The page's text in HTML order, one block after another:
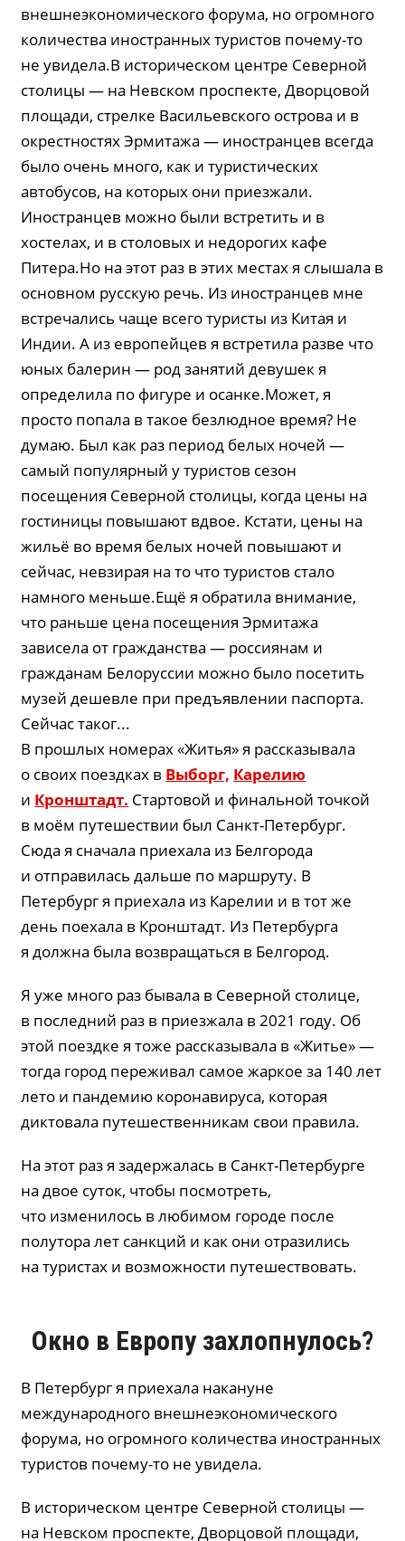
внешнеэкономического форума, но огромного
количества иностранных туристов почему-то
не увидела.В историческом центре Cеверной
столицы — на Невском проспекте, Дворцовой
площади, стрелке Васильевского острова и в
окрестностях Эрмитажа — иностранцев всегда
было очень много, как и туристических
автобусов, на которых они приезжали.
Иностранцев можно были встретить и в
хостелах, и в столовых и недорогих кафе
Питера.Но на этот раз в этих местах я слышала в
основном русскую речь. Из иностранцев мне
встречались чаще всего туристы из Китая и
Индии. А из европейцев я встретила разве что
юных балерин — род занятий девушек я
определила по фигуре и осанке.Может, я
просто попала в такое безлюдное время? Не
думаю. Был как раз период белых ночей —
самый популярный у туристов сезон
посещения Северной столицы, когда цены на
гостиницы повышают вдвое. Кстати, цены на
жильё во время белых ночей повышают и
сейчас, невзирая на то что туристов стало
намного меньше.Ещё я обратила внимание,
что раньше цена посещения Эрмитажа
зависела от гражданства — россиянам и
гражданам Белоруссии можно было посетить
музей дешевле при предъявлении паспорта.
Сейчас таког...
В прошлых номерах «Житья» я рассказывала
о своих поездках в Выборг, Карелию
и Кронштадт. Стартовой и финальной точкой
в моём путешествии был Санкт-Петербург.
Сюда я сначала приехала из Белгорода
и отправилась дальше по маршруту. В
Петербург я приехала из Карелии и в тот же
день поехала в Кронштадт. Из Петербурга
я должна была возвращаться в Белгород.
Я уже много раз бывала в Cеверной столице,
в последний раз в приезжала в 2021 году. Об
этой поездке я тоже рассказывала в «Житье» —
тогда город переживал самое жаркое за 140 лет
лето и пандемию коронавируса, которая
диктовала путешественникам свои правила.
На этот раз я задержалась в Санкт-Петербурге
на двое суток, чтобы посмотреть,
что изменилось в любимом городе после
полутора лет санкций и как они отразились
на туристах и возможности путешествовать.
Окно в Европу захлопнулось?
В Петербург я приехала накануне
международного внешнеэкономического
форума, но огромного количества иностранных
туристов почему-то не увидела.
В историческом центре Cеверной столицы —
на Невском проспекте, Дворцовой площади,